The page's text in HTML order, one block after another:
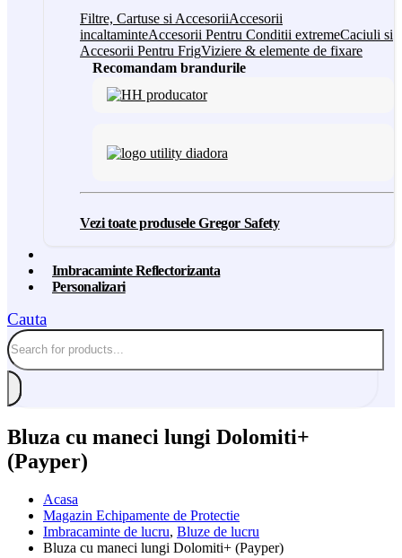
Filtre, Cartuse si AccesoriiAccesorii
incaltaminteAccesorii Pentru Conditii extremeCaciuli si
Accesorii Pentru FrigViziere & elemente de fixare
Recomandam brandurile
Vezi toate produsele Gregor Safety
Imbracaminte Reflectorizanta
Personalizari
Cauta
Bluza cu maneci lungi Dolomiti+
(Payper)
Acasa
Magazin Echipamente de Protectie
Imbracaminte de lucru, Bluze de lucru
Bluza cu maneci lungi Dolomiti+ (Payper)